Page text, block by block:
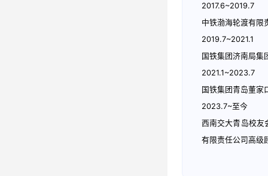
2017.6~2019.7
中铁渤海轮渡有限
2019.7~2021.1
国铁集团济南局集
2021.1~2023.7
国铁集团青岛董家
2023.7~至今
西南交大青岛校友
有限责任公司高级